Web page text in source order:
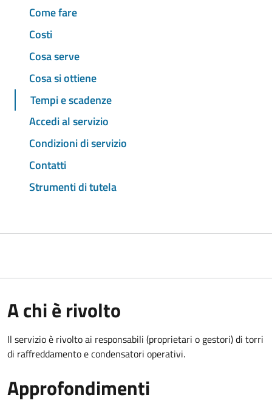
Come fare
Costi
Cosa serve
Cosa si ottiene
Tempi e scadenze
Accedi al servizio
Condizioni di servizio
Contatti
Strumenti di tutela
A chi è rivolto
Il servizio è rivolto ai responsabili (proprietari o gestori) di torri
di raffreddamento e condensatori operativi.
Approfondimenti